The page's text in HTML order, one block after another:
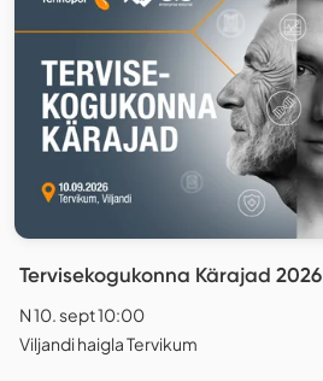
Tervisekogukonna Kärajad 2026
N 10. sept 10:00
Viljandi haigla Tervikum